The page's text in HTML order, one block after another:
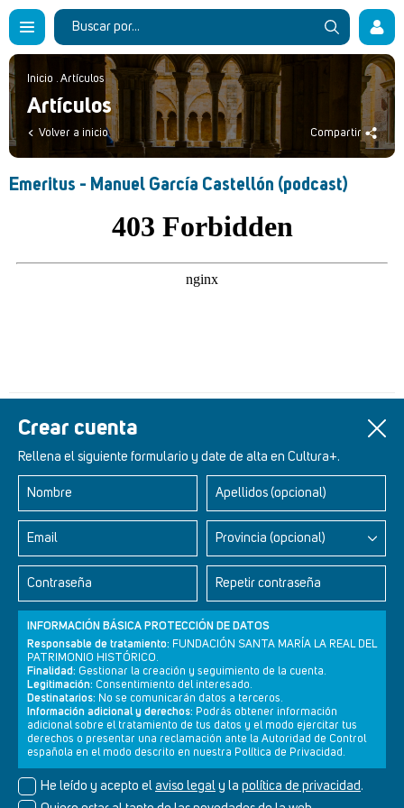
Crear cuenta
Rellena el siguiente formulario y date de alta en Cultura+.
Nombre Apellidos (opcional)
Email Provincia (opcional)
Contraseña Repetir contraseña
INFORMACIÓN BÁSICA PROTECCIÓN DE DATOS
Responsable de tratamiento: FUNDACIÓN SANTA MARÍA LA REAL DEL
PATRIMONIO HISTÓRICO.
Finalidad: Gestionar la creación y seguimiento de la cuenta.
Legitimación: Consentimiento del interesado.
Destinatarios: No se comunicarán datos a terceros.
Información adicional y derechos: Podrás obtener información
adicional sobre el tratamiento de tus datos y el modo ejercitar tus
derechos o presentar una reclamación ante la Autoridad de Control
española en el modo descrito en nuestra Política de Privacidad.
He leído y acepto el aviso legal y la política de privacidad.
Inicio . Artículos
Artículos
Volver a inicio Compartir
Emeritus - Manuel García Castellón (podcast)
Retablos Renacentistas Este de León
Newsletter Aviso legal Política de privacidad Política de cookies